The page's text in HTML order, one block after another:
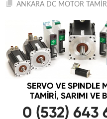
ANKARA DC MOTOR TAMİRİ